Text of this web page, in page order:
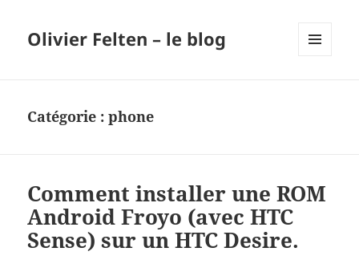
Olivier Felten – le blog
Catégorie :phone
Comment installer une ROM
Android Froyo (avec HTC
Sense) sur un HTC Desire.